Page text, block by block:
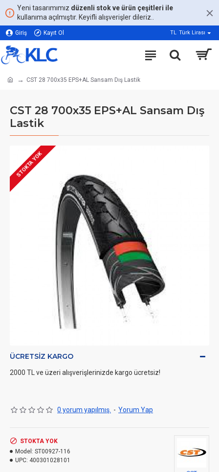
Yeni tasarımımız düzenli stok ve ürün çeşitleri ile
kullanıma açılmıştır. Keyifli alışverişler dileriz..
Giriş Kayıt Ol TL Türk Lirası
CST 28 700x35 EPS+AL Sansam Dış Lastik
CST 28 700x35 EPS+AL Sansam Dış
Lastik
STOKTA YOK
ÜCRETSIZ KARGO
2000 TL ve üzeri alışverişlerinizde kargo ücretsiz!
0 yorum yapılmış. - Yorum Yap
STOKTA YOK
Model: ST00927-116
UPC: 400301028101